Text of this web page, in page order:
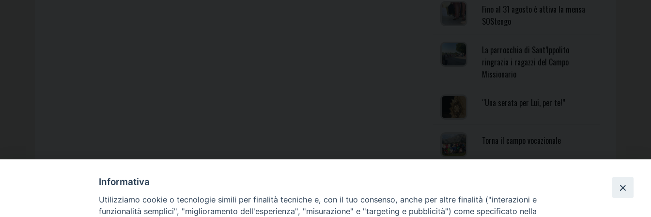
Fino al 31 agosto è attiva la mensa
SOStengo
La parrocchia di Sant’Ippolito
ringrazia i ragazzi del Campo
Missionario
“Una serata per Lui, per te!”
Torna il campo vocazionale
Informativa
Utilizziamo cookie o tecnologie simili per finalità tecniche e, con il tuo consenso, anche per altre finalità ("interazioni e
funzionalità semplici", "miglioramento dell'esperienza", "misurazione" e "targeting e pubblicità") come specificato nella